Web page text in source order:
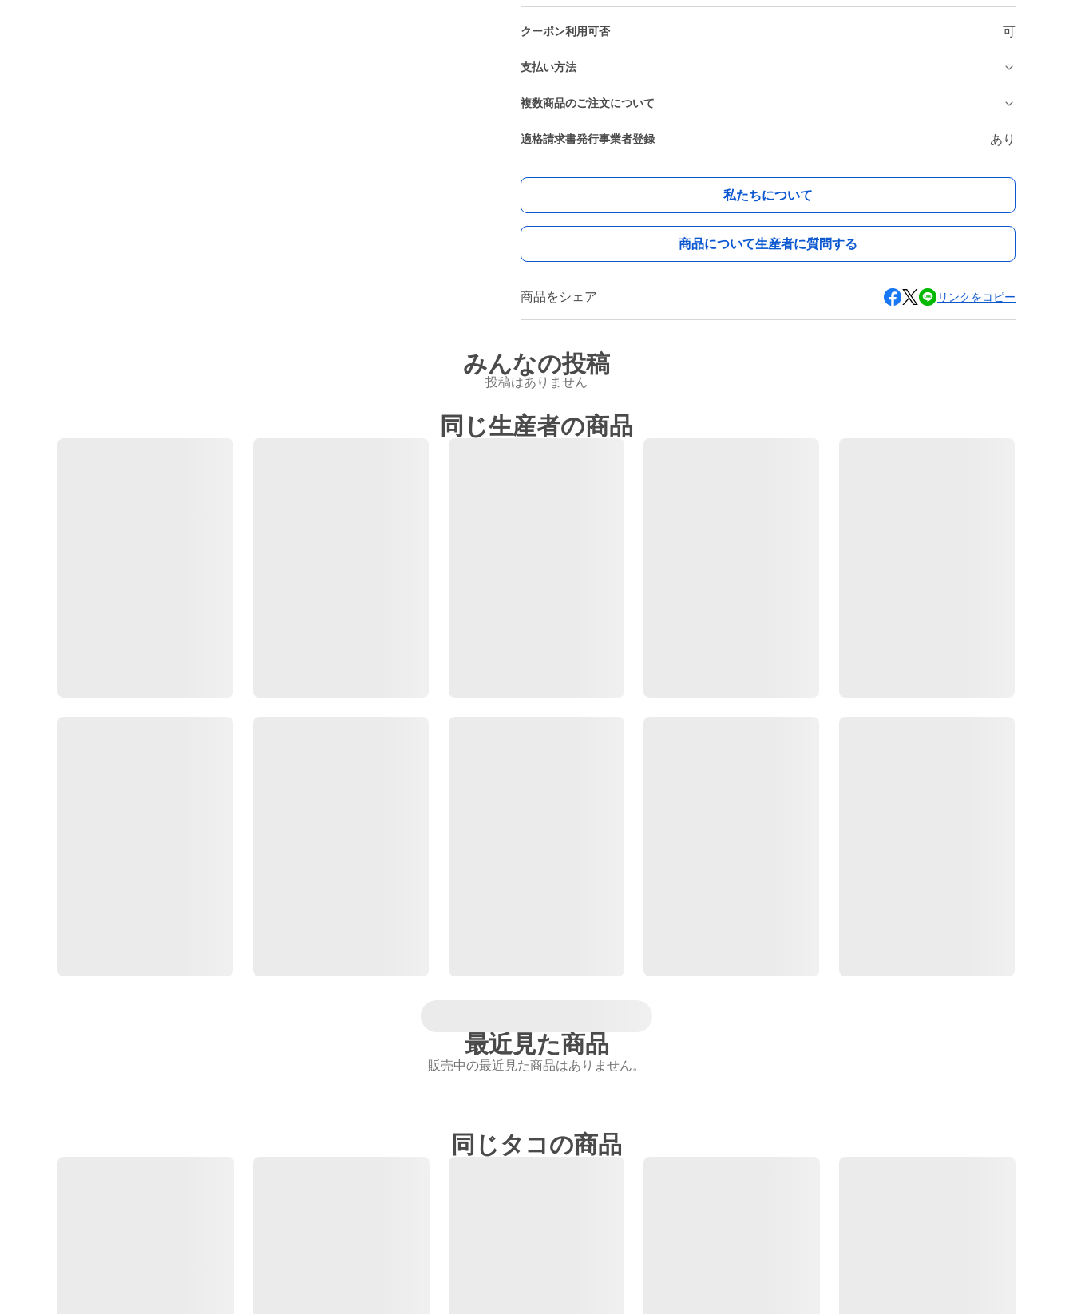
クーポン利用可否 可
支払い方法
複数商品のご注文について
適格請求書発行事業者登録 あり
私たちについて
商品について生産者に質問する
商品をシェア リンクをコピー
みんなの投稿
投稿はありません
同じ生産者の商品
最近見た商品
販売中の最近見た商品はありません。
同じタコの商品